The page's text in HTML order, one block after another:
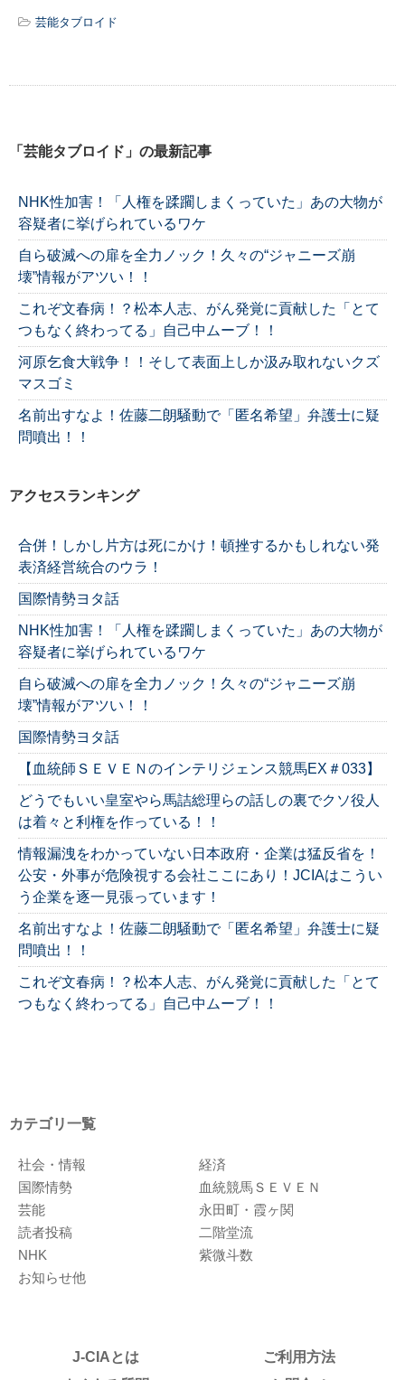
芸能タブロイド
「芸能タブロイド」の最新記事
NHK性加害！「人権を蹂躙しまくっていた」あの大物が
容疑者に挙げられているワケ
自ら破滅への扉を全力ノック！久々の“ジャニーズ崩
壊”情報がアツい！！
これぞ文春病！？松本人志、がん発覚に貢献した「とて
つもなく終わってる」自己中ムーブ！！
河原乞食大戦争！！そして表面上しか汲み取れないクズ
マスゴミ
名前出すなよ！佐藤二朗騒動で「匿名希望」弁護士に疑
問噴出！！
アクセスランキング
合併！しかし片方は死にかけ！頓挫するかもしれない発
表済経営統合のウラ！
国際情勢ヨタ話
NHK性加害！「人権を蹂躙しまくっていた」あの大物が
容疑者に挙げられているワケ
自ら破滅への扉を全力ノック！久々の“ジャニーズ崩
壊”情報がアツい！！
国際情勢ヨタ話
【血統師ＳＥＶＥＮのインテリジェンス競馬EX＃033】
どうでもいい皇室やら馬詰総理らの話しの裏でクソ役人
は着々と利権を作っている！！
情報漏洩をわかっていない日本政府・企業は猛反省を！
公安・外事が危険視する会社ここにあり！JCIAはこうい
う企業を逐一見張っています！
名前出すなよ！佐藤二朗騒動で「匿名希望」弁護士に疑
問噴出！！
これぞ文春病！？松本人志、がん発覚に貢献した「とて
つもなく終わってる」自己中ムーブ！！
カテゴリ一覧
社会・情報
経済
国際情勢
血統競馬ＳＥＶＥＮ
芸能
永田町・霞ヶ関
読者投稿
二階堂流
NHK
紫微斗数
お知らせ他
J-CIAとは
ご利用方法